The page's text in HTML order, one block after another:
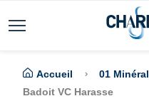
Accueil
01
Badoit VC Harasse